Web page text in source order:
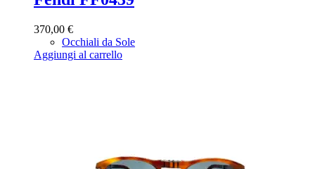
370,00 €
Occhiali da Sole
Aggiungi al carrello